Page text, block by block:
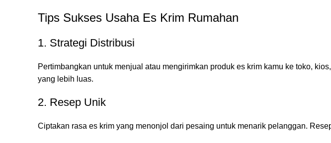
Tips Sukses Usaha Es Krim Rumahan
1. Strategi Distribusi
Pertimbangkan untuk menjual atau mengirimkan produk es krim kamu ke toko,
yang lebih luas.
2. Resep Unik
Ciptakan rasa es krim yang menonjol dari pesaing untuk menarik pelanggan.